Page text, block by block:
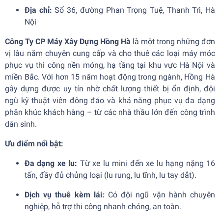
Địa chỉ: Số 36, đường Phan Trọng Tuệ, Thanh Trì, Hà
Nội
Công Ty CP Máy Xây Dựng Hồng Hà là một trong những đơn
vị lâu năm chuyên cung cấp và cho thuê các loại máy móc
phục vụ thi công nền móng, hạ tầng tại khu vực Hà Nội và
miền Bắc. Với hơn 15 năm hoạt động trong ngành, Hồng Hà
gây dựng được uy tín nhờ chất lượng thiết bị ổn định, đội
ngũ kỹ thuật viên đông đảo và khả năng phục vụ đa dạng
phân khúc khách hàng – từ các nhà thầu lớn đến công trình
dân sinh.
Ưu điểm nổi bật:
Đa dạng xe lu: Từ xe lu mini đến xe lu hạng nặng 16
tấn, đầy đủ chủng loại (lu rung, lu tĩnh, lu tay dắt).
Dịch vụ thuê kèm lái: Có đội ngũ vận hành chuyên
nghiệp, hỗ trợ thi công nhanh chóng, an toàn.